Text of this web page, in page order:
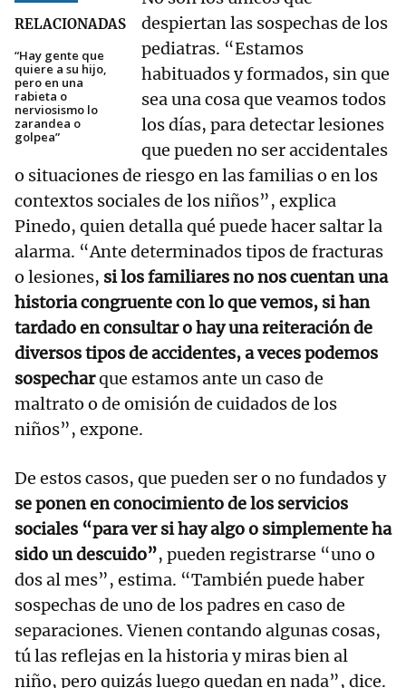
RELACIONADAS
“Hay gente que
quiere a su hijo,
pero en una
rabieta o
nerviosismo lo
zarandea o
golpea”
despiertan las sospechas de los
pediatras. “Estamos
habituados y formados, sin que
sea una cosa que veamos todos
los días, para detectar lesiones
que pueden no ser accidentales
o situaciones de riesgo en las familias o en los
contextos sociales de los niños”, explica
Pinedo, quien detalla qué puede hacer saltar la
alarma. “Ante determinados tipos de fracturas
o lesiones, si los familiares no nos cuentan una
historia congruente con lo que vemos, si han
tardado en consultar o hay una reiteración de
diversos tipos de accidentes, a veces podemos
sospecharque estamos ante un caso de
maltrato o de omisión de cuidados de los
niños”, expone.
De estos casos, que pueden ser o no fundados y
se ponen en conocimiento de los servicios
sociales “para ver si hay algo o simplemente ha
sido un descuido”, pueden registrarse “uno o
dos al mes”, estima. “También puede haber
sospechas de uno de los padres en caso de
separaciones. Vienen contando algunas cosas,
tú las reflejas en la historia y miras bien al
niño, pero quizás luego quedan en nada”, dice.